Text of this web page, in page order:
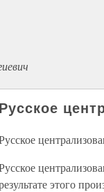
Русское
этого